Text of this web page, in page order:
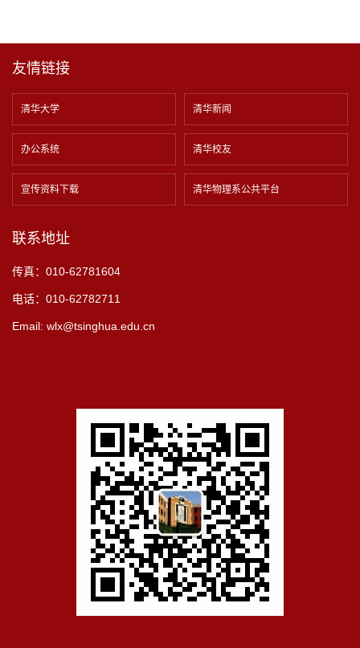
友情链接
清华大学 清华新闻
办公系统 清华校友
宣传资料下载 清华物理系公共平台
联系地址
传真：010-62781604
电话：010-62782711
Email: wlx@tsinghua.edu.cn